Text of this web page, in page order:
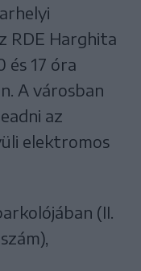
RDE Harghita
és 17 óra
A városban
az
elektromos
(II.